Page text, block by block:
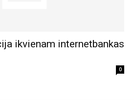
ikvienam internetbankas
0